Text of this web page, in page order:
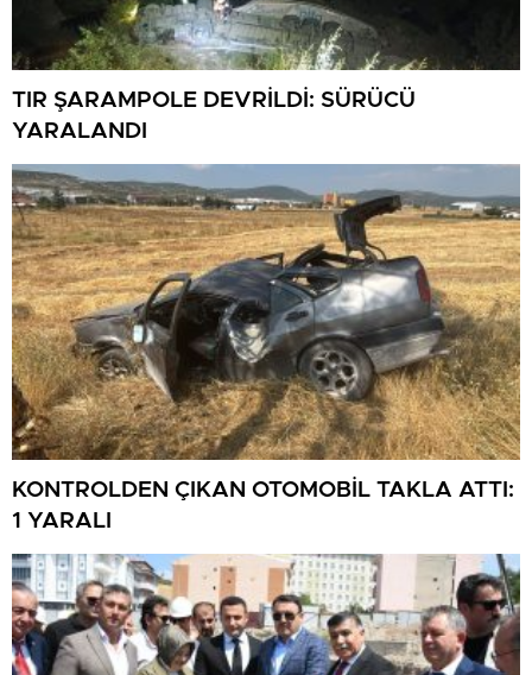
TIR ŞARAMPOLE DEVRİLDİ: SÜRÜCÜ
YARALANDI
KONTROLDEN ÇIKAN OTOMOBİL TAKLA ATTI:
1 YARALI